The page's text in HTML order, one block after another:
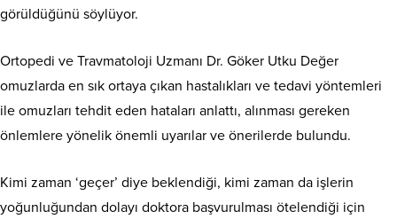
görüldüğünü söylüyor.
Ortopedi ve Travmatoloji Uzmanı Dr. Göker Utku Değer
omuzlarda en sık ortaya çıkan hastalıkları ve tedavi yöntemleri
ile omuzları tehdit eden hataları anlattı, alınması gereken
önlemlere yönelik önemli uyarılar ve önerilerde bulundu.
Kimi zaman ‘geçer’ diye beklendiği, kimi zaman da işlerin
yoğunluğundan dolayı doktora başvurulması ötelendiği için